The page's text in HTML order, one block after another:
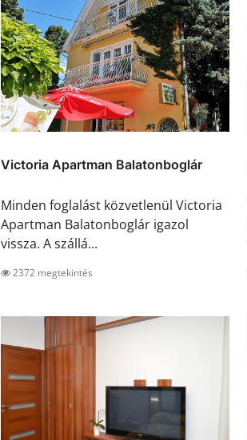
Victoria Apartman Balatonboglár
Minden foglalást közvetlenül Victoria
Apartman Balatonboglár igazol
vissza. A szállá...
2372 megtekintés